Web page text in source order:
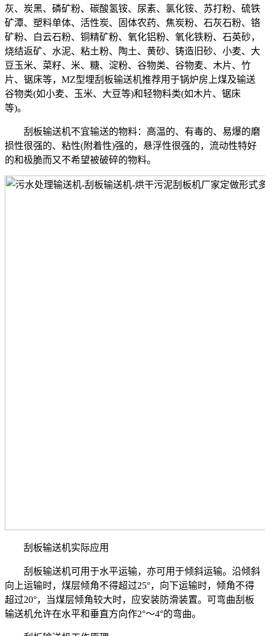
灰、炭黑、磷矿粉、碳酸氢铵、尿素、氯化铵、苏打粉、硫铁
矿潭、塑料单体、活性炭、固体农药、焦炭粉、石灰石粉、铬
矿粉、白云石粉、铜精矿粉、氧化铝粉、氧化铁粉、石英砂，
烧结返矿、水泥、粘土粉、陶土、黄砂、铸造旧砂、小麦、大
豆玉米、菜籽、米、糖、淀粉、谷物类、谷物麦、木片、竹
片、锯床等，MZ型埋刮板输送机推荐用于锅炉房上煤及输送
谷物类(如小麦、玉米、大豆等)和轻物料类(如木片、锯床
等)。
刮板输送机不宜输送的物料：高温的、有毒的、易爆的磨
损性很强的、粘性(附着性)强的，悬浮性很强的，流动性特好
的和极脆而又不希望被破碎的物料。
刮板输送机实际应用
刮板输送机可用于水平运输，亦可用于倾斜运输。沿倾斜
向上运输时，煤层倾角不得超过25°，向下运输时，倾角不得
超过20°，当煤层倾角较大时，应安装防滑装置。可弯曲刮板
输送机允许在水平和垂直方向作2°～4°的弯曲。